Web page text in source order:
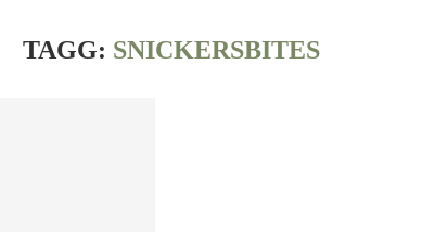
TAGG: SNICKERSBITES